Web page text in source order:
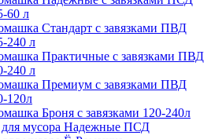
60 л
Стандарт с завязками ПВД
240 л
Практичные с завязками ПВД
240 л
Премиум с завязками ПВД
120л
Броня с завязками 120-240л
мусора Надежные ПСД